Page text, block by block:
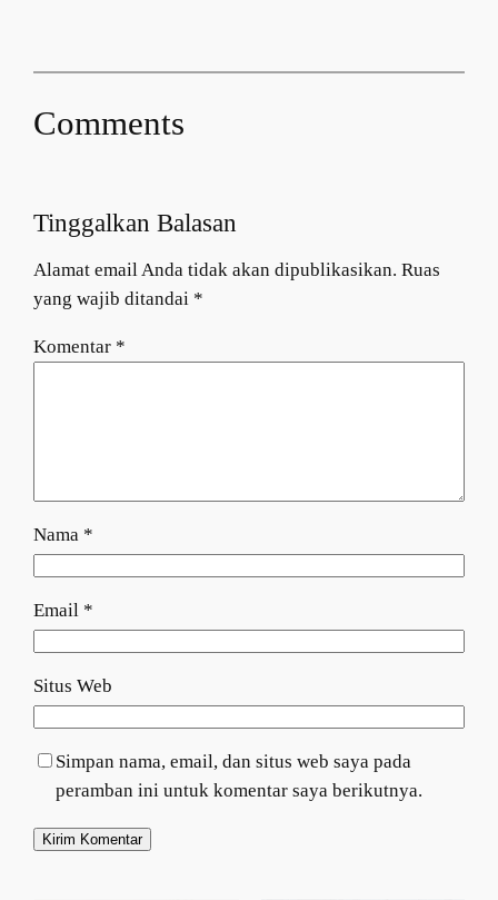
Comments
Tinggalkan Balasan
Alamat email Anda tidak akan dipublikasikan. Ruas
yang wajib ditandai *
Komentar *
Nama *
Email *
Situs Web
Simpan nama, email, dan situs web saya pada
peramban ini untuk komentar saya berikutnya.